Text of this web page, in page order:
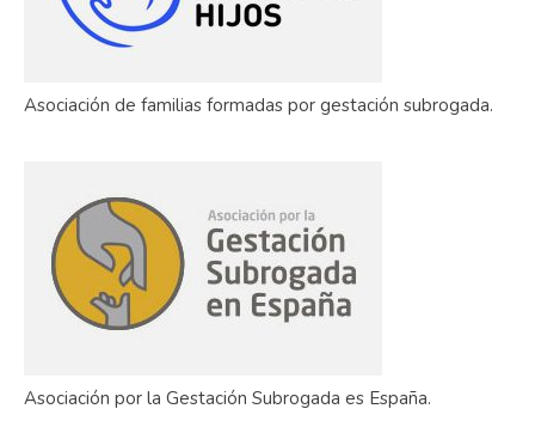
Asociación de familias formadas por gestación subrogada.
Asociación por la Gestación Subrogada es España.